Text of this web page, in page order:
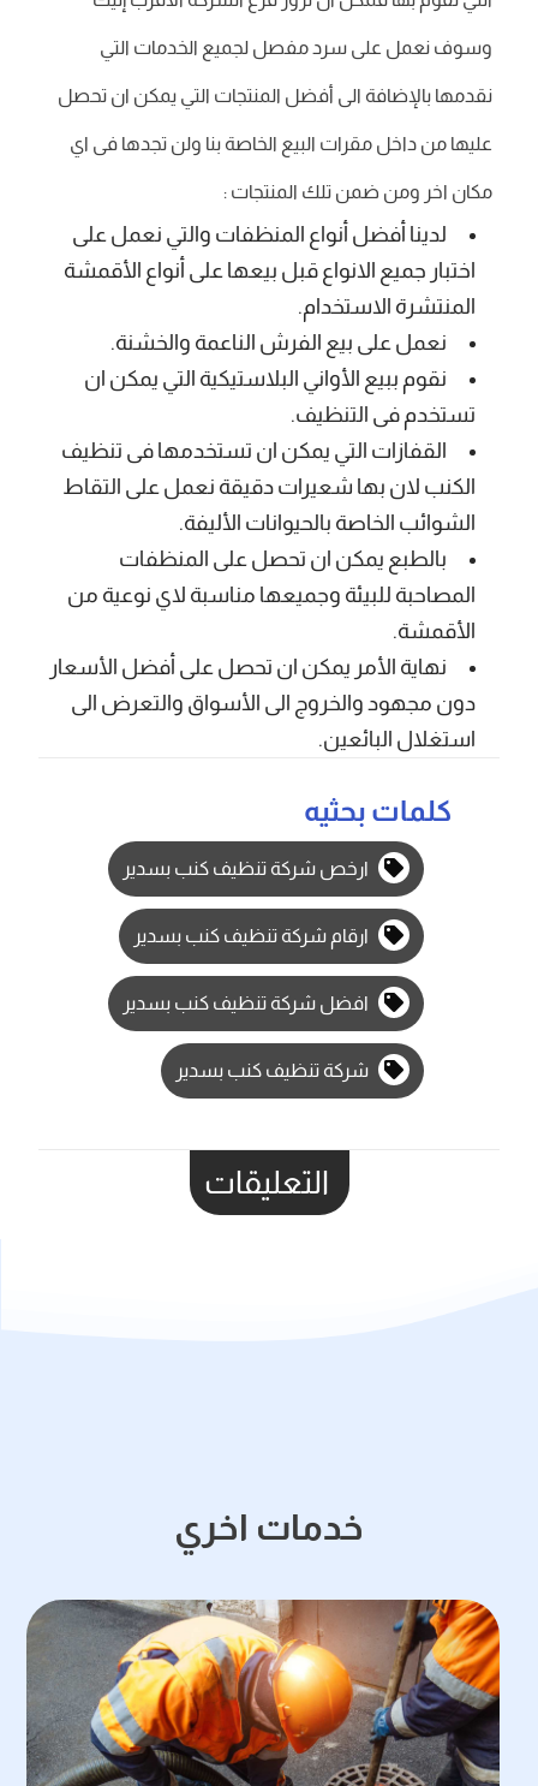
وسوف نعمل على سرد مفصل لجميع الخدمات التي
نقدمها بالإضافة الى أفضل المنتجات التي يمكن ان تحصل
عليها من داخل مقرات البيع الخاصة بنا ولن تجدها فى اي
مكان اخر ومن ضمن تلك المنتجات :
لدينا أفضل أنواع المنظفات والتي نعمل على
اختبار جميع الانواع قبل بيعها على أنواع الأقمشة
المنتشرة الاستخدام.
نعمل على بيع الفرش الناعمة والخشنة.
نقوم ببيع الأواني البلاستيكية التي يمكن ان
تستخدم فى التنظيف.
القفازات التي يمكن ان تستخدمها فى تنظيف
الكنب لان بها شعيرات دقيقة نعمل على التقاط
الشوائب الخاصة بالحيوانات الأليفة.
بالطبع يمكن ان تحصل على المنظفات
المصاحبة للبيئة وجميعها مناسبة لاي نوعية من
الأقمشة.
نهاية الأمر يمكن ان تحصل على أفضل الأسعار
دون مجهود والخروج الى الأسواق والتعرض الى
استغلال البائعين.
كلمات بحثيه
ارخص شركة تنظيف كنب بسدير
ارقام شركة تنظيف كنب بسدير
افضل شركة تنظيف كنب بسدير
شركة تنظيف كنب بسدير
التعليقات
خدمات اخري